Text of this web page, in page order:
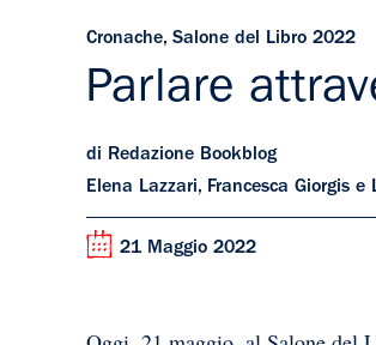
Cronache, Salone del Libro 2022
Parlare
di Redazione Bookblog
Elena Lazzari, Francesca Giorgis
21 Maggio 2022